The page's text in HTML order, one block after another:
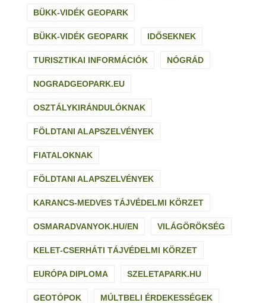
BÜKK-VIDÉK GEOPARK
BÜKK-VIDÉK GEOPARK IDŐSEKNEK
TURISZTIKAI INFORMÁCIÓK NÓGRÁD
NOGRADGEOPARK.EU
OSZTÁLYKIRÁNDULÓKNAK
FÖLDTANI ALAPSZELVÉNYEK
FIATALOKNAK
FÖLDTANI ALAPSZELVÉNYEK
KARANCS-MEDVES TÁJVÉDELMI KÖRZET
OSMARADVANYOK.HU/EN VILÁGÖRÖKSÉG
KELET-CSERHÁTI TÁJVÉDELMI KÖRZET
EURÓPA DIPLOMA SZELETAPARK.HU
GEOTÓPOK MÚLTBELI ÉRDEKESSÉGEK